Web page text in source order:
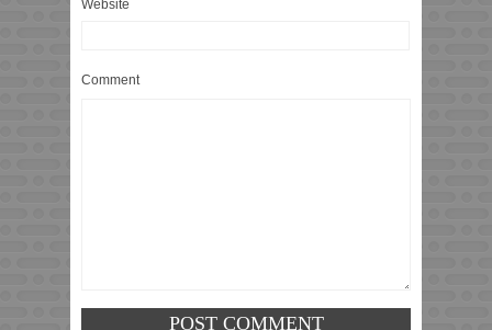
Website
Comment